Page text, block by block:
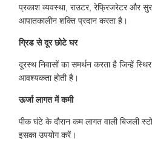
प्रकाश व्यवस्था, राउटर, रेफ्रिजरेटर और
आपातकालीन शक्ति प्रदान करता है।
ग्रिड से दूर छोटे घर
दूरस्थ निवासों का समर्थन करता है जिन्हें
आवश्यकता होती है।
ऊर्जा लागत में कमी
पीक घंटे के दौरान कम लागत वाली बिजली
इसका उपयोग करें।